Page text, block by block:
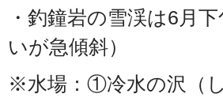
・釣鐘岩の雪渓は6月
いが急傾斜）
※水場：①冷水の沢（